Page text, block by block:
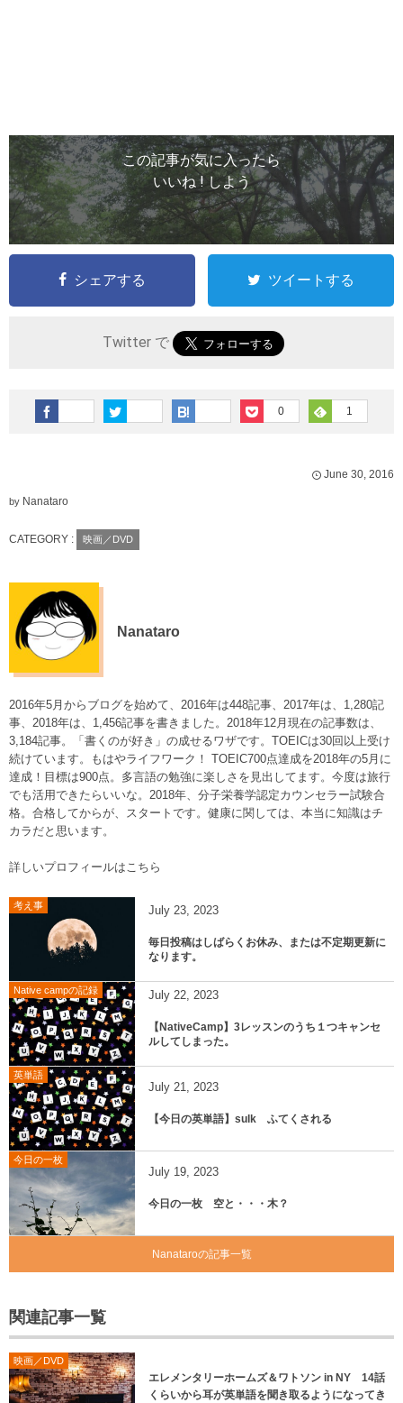
この記事が気に入ったら
いいね ! しよう
シェアする ツイートする
Twitter で
0 1
June 30 2016
by Nanataro
CATEGORY : 映画／DVD
Nanataro
2016年5月からブログを始めて、2016年は448記事、2017年は、1,280記
事、2018年は、1,456記事を書きました。2018年12月現在の記事数は、
3,184記事。「書くのが好き」の成せるワザです。TOEICは30回以上受け
続けています。もはやライフワーク！ TOEIC700点達成を2018年の5月に
達成！目標は900点。多言語の勉強に楽しさを見出してます。今度は旅行
でも活用できたらいいな。2018年、分子栄養学認定カウンセラー試験合
格。合格してからが、スタートです。健康に関しては、本当に知識はチ
カラだと思います。
詳しいプロフィールはこちら
考え事 July 23 2023
毎日投稿はしばらくお休み、または不定期更新に
なります。
Native campの記録 July 22 2023
【NativeCamp】3レッスンのうち１つキャンセ
ルしてしまった。
英単語
July 21 2023
【今日の英単語】sulk ふてくされる
今日の一枚
July 19 2023
今日の一枚 空と・・・木？
Nanataroの記事一覧
関連記事一覧
映画／DVD
エレメンタリーホームズ＆ワトソン in NY 14話
くらいから耳が英単語を聞き取るようになってき